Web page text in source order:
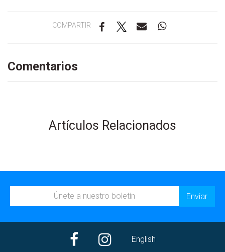
COMPARTIR
Comentarios
Artículos Relacionados
English